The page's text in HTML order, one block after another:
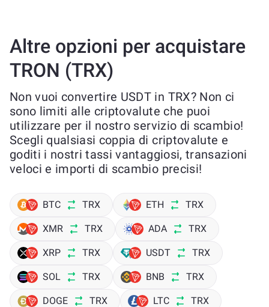
Altre opzioni per acquistare
TRON (TRX)
Non vuoi convertire USDT in TRX? Non ci
sono limiti alle criptovalute che puoi
utilizzare per il nostro servizio di scambio!
Scegli qualsiasi coppia di criptovalute e
goditi i nostri tassi vantaggiosi, transazioni
veloci e importi di scambio precisi!
BTC TRX ETH TRX
XMR TRX ADA TRX
XRP TRX USDT TRX
SOL TRX BNB TRX
DOGE TRX LTC TRX